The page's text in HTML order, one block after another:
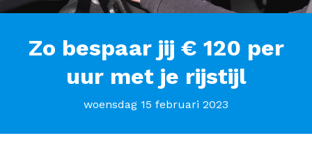
Zo bespaar jij € 120 per
uur met je rijstijl
woensdag 15 februari 2023